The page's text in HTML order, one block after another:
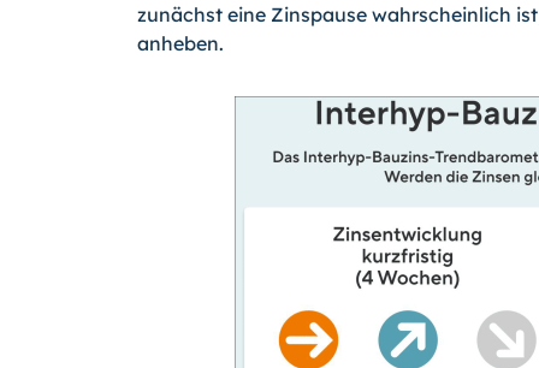
zunächst eine Zinspause wahrscheinlich
anheben.